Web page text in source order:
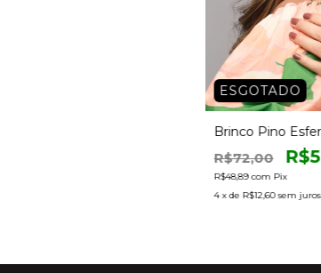
ESGOTADO
Brinco Pino
R$72,00
R$48,89com Pix
4 x de R$12,60 sem juros